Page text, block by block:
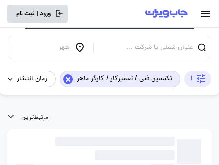
ورود | ثبت نام
عنوان شغلی یا شرکت … شهر
1 تکنسین فنی / تعمیرکار / کارگر ماهر × زمان انتشار
برای تجربه کاربری بهتر و سرعت بالاتر، vpn
خود را خاموش کنید.